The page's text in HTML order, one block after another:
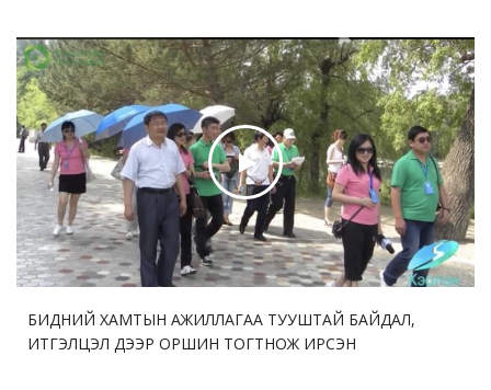
БИДНИЙ ХАМТЫН АЖИЛЛАГАА ТУУШТАЙ БАЙДАЛ,
ИТГЭЛЦЭЛ ДЭЭР ОРШИН ТОГТНОЖ ИРСЭН